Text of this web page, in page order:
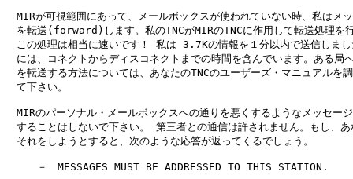
MIRが可視範囲にあって、メールボックスが使われていない時、私はメ
を転送(forward)します。私のTNCがMIRのTNCに作用して転送処理を
この処理は相当に速いです！ 私は 3.7Kの情報を１分以内で送信しまし
には、コネクトからディスコネクトまでの時間を含んでいます。ある局
を転送する方法については、あなたのTNCのユーザーズ・マニュアルを
て下さい。
MIRのパーソナル・メールボックスへの通りを悪くするようなメッセー
することはしないで下さい。 第三者との通信は許されません。もし、あ
それをしようとすると、次のような応答が返ってくるでしょう。
－　MESSAGES MUST BE ADDRESSED TO THIS STATION.